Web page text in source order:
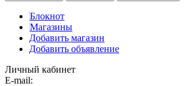
Блокнот
Магазины
Добавить магазин
Добавить объявление
Личный кабинет
E-mail: